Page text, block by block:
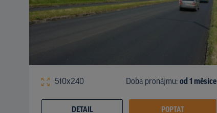
510x240 Doba pronájmu: od 1 měsíce
DETAIL POPTAT